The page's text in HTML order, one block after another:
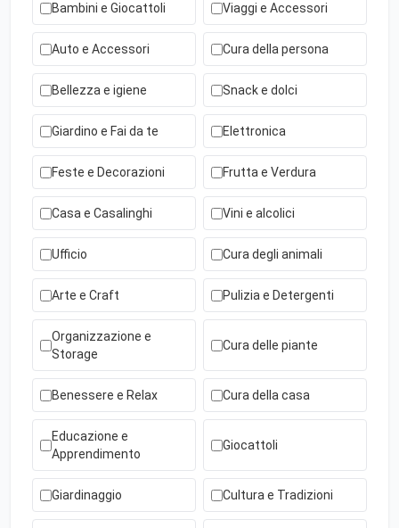
Bambini e Giocattoli Viaggi e Accessori
Auto e Accessori Cura della persona
Bellezza e igiene Snack e dolci
Giardino e Fai da te Elettronica
Feste e Decorazioni Frutta e Verdura
Casa e Casalinghi Vini e alcolici
Ufficio Cura degli animali
Arte e Craft Pulizia e Detergenti
Organizzazione e
Storage
Cura delle piante
Benessere e Relax Cura della casa
Educazione e
Apprendimento
Giocattoli
Giardinaggio Cultura e Tradizioni